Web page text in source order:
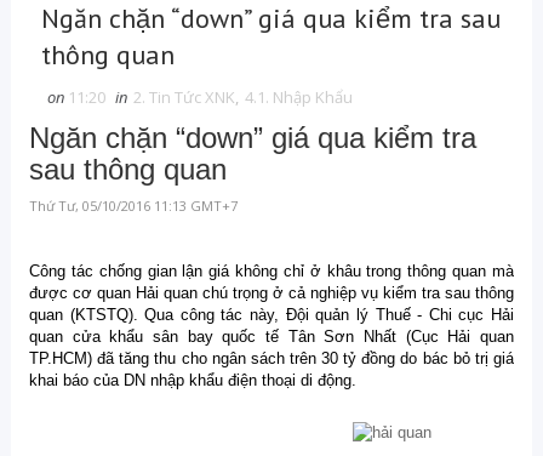
Ngăn chặn “down” giá qua kiểm tra sau
thông quan
on 11:20 in 2. Tin Tức XNK, 4.1. Nhập Khẩu
Ngăn chặn “down” giá qua kiểm tra
sau thông quan
Thứ Tư, 05/10/2016 11:13 GMT+7
Công tác chống gian lận giá không chỉ ở khâu trong thông quan mà
được cơ quan Hải quan chú trọng ở cả nghiệp vụ kiểm tra sau thông
quan (KTSTQ). Qua công tác này, Đội quản lý Thuế - Chi cục Hải
quan cửa khẩu sân bay quốc tế Tân Sơn Nhất (Cục Hải quan
TP.HCM) đã tăng thu cho ngân sách trên 30 tỷ đồng do bác bỏ trị giá
khai báo của DN nhập khẩu điện thoại di động.